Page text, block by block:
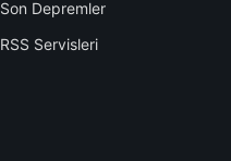
Son Depremler
RSS Servisleri